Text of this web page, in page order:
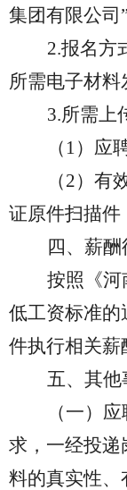
集团有限公司
2.报名方
所需电子材料
3.所需上
（ 1）应
（2）有
证原件扫描件
四、薪酬
按照《河
低工资标准的
件执行相关薪
五、其他
（一）
求，一经投递
料的真实性、